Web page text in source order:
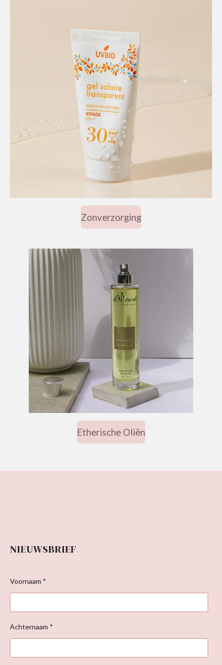
Zonverzorging
Etherische Oliën
NIEUWSBRIEF
Voornaam *
Achternaam *